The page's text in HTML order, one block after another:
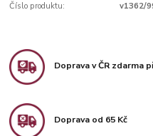
Číslo produktu: v1362/
Doprava v ČR zdarma
Doprava od 65 Kč